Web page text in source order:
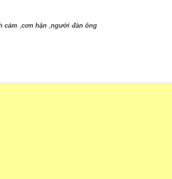
cảm cơn hận người đàn ông